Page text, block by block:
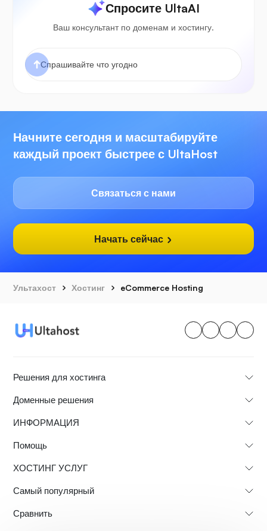
Спросите UltaAI
Ваш консультант по доменам и хостингу.
Начните сегодня и масштабируйте
каждый проект быстрее с UltaHost
Связаться с нами
Начать сейчас
Ультахост Хостинг eCommerce Hosting
Решения для хостинга
Доменные решения
ИНФОРМАЦИЯ
Помощь
ХОСТИНГ УСЛУГ
Самый популярный
Сравнить